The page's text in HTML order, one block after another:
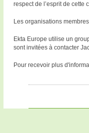
respect de l’esprit de cette
Les organisations
Ekta Europe utilise un
sont invitées à contacter
Pour recevoir plus